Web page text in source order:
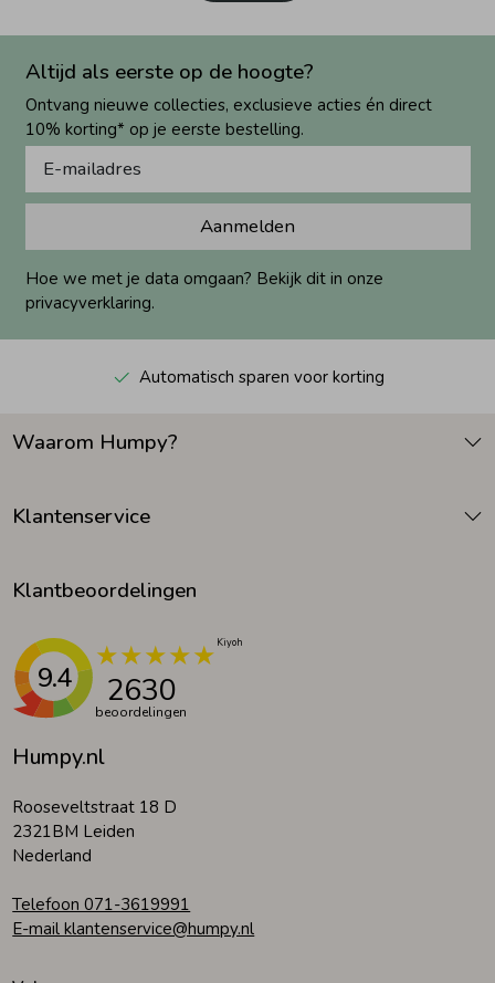
Altijd als eerste op de hoogte?
Ontvang nieuwe collecties, exclusieve acties én direct
10% korting* op je eerste bestelling.
Aanmelden
Hoe we met je data omgaan? Bekijk dit in onze
privacyverklaring.
Automatisch sparen voor korting
Humpy.nl
Rooseveltstraat 18 D
2321BM Leiden
Nederland
Telefoon 071-3619991
E-mail klantenservice@humpy.nl
Waarom Humpy?
Klantenservice
Klantbeoordelingen
9.4 2630
beoordelingen